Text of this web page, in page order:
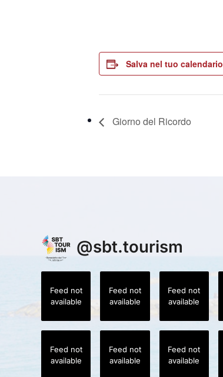
Salva nel tuo calendario
Giorno del Ricordo
@sbt.tourism
Feed not
available
Feed not
available
Feed not
available
Feed not
available
Feed not
available
Feed not
available